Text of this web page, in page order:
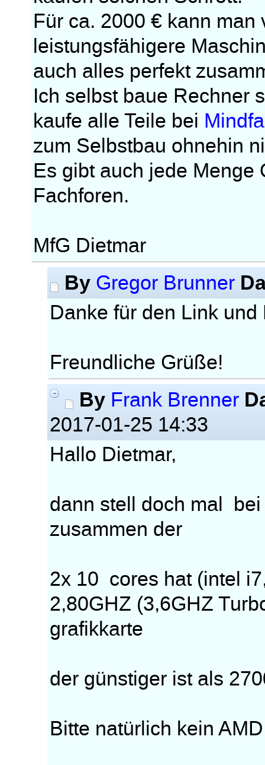
Für ca. 2000 € kann man
leistungsfähigere
auch alles perfekt
Ich selbst baue Rechner
kaufe alle Teile bei
zum Selbstbau ohnehin
Es gibt auch jede Menge
Fachforen.
MfG Dietmar
By Gregor Brunner
Danke für den Link
Freundliche Grüße!
By Frank Brenner
2017-01-25 14:33
Hallo Dietmar,
dann stell doch mal
zusammen der
2x 10 cores hat (intel
2,80GHZ (3,6GHZ
grafikkarte
der günstiger ist als
Bitte natürlich kein